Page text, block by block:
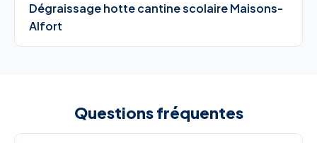
Dégraissage hotte cantine scolaire Maisons-
Alfort
Questions fréquentes